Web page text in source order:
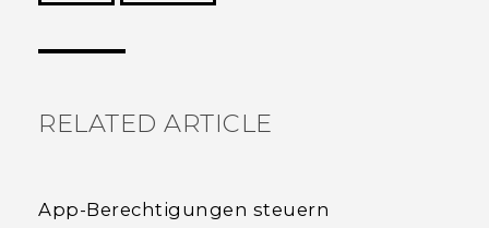
RELATED ARTICLE
App-Berechtigungen steuern